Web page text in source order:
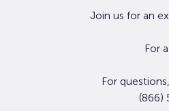
Join us for an
For
For
(866)